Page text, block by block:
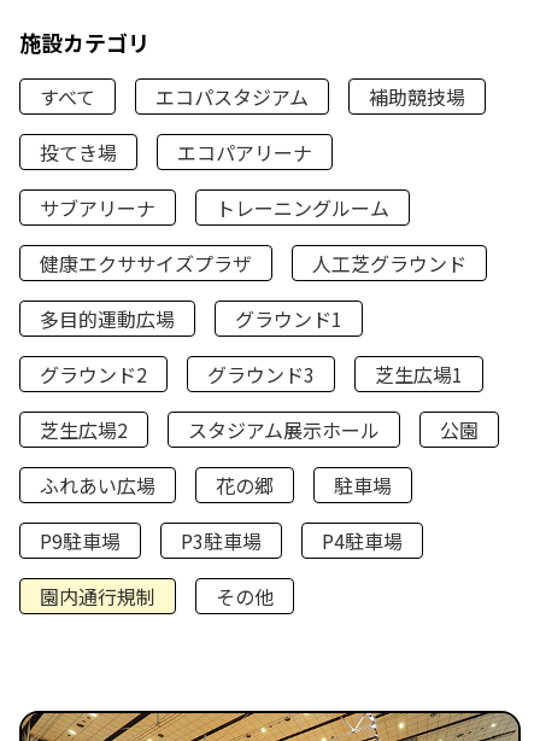
施設カテゴリ
すべて エコパスタジアム
補助競技場
投てき場
エコパアリーナ
サブアリーナ
トレーニングルーム
健康エクササイズプラザ
人工芝グラウンド
多目的運動広場
グラウンド1
グラウンド2
グラウンド3
芝生広場1
芝生広場2
スタジアム展示ホール
公園
ふれあい広場
花の郷
駐車場
P9駐車場
P3駐車場
P4駐車場
園内通行規制
その他